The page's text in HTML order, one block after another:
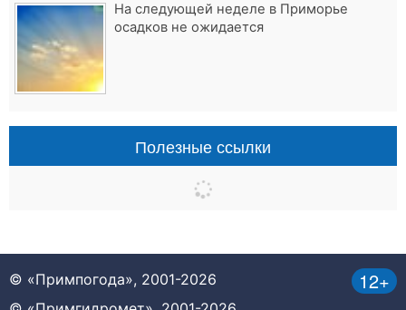
На следующей неделе в Приморье
осадков не ожидается
Полезные ссылки
12+
© «Примпогода», 2001-2026